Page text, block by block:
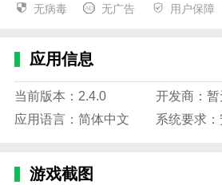
3.不拘一格地使用颜色、表情和
4.日记的内容不会存储在云端，这
泄露，用户也可以保证自己的信息
5.你可以在这里尽情打扮。贴纸和
边肖评估
无病毒 无广告 用户保障
应用信息
当前版本：2.4.0
开发商：暂
应用语言：简体中文
系统要求
游戏截图